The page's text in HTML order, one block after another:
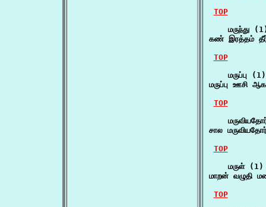
TOP
மருந்து
கண் இரத்தம்
TOP
    மருப்பு (1)
மருப்பு ஊசி
TOP
சால
TOP
    மருள் (1)
மாறன் வழுதி
TOP